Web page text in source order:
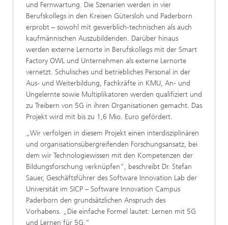
und Fernwartung. Die Szenarien werden in vier
Berufskollegs in den Kreisen Gütersloh und Paderborn
erprobt – sowohl mit gewerblich-technischen als auch
kaufmännischen Auszubildenden. Darüber hinaus
werden externe Lernorte in Berufskollegs mit der Smart
Factory OWL und Unternehmen als externe Lernorte
vernetzt. Schulisches und betriebliches Personal in der
Aus- und Weiterbildung, Fachkräfte in KMU, An- und
Ungelernte sowie Multiplikatoren werden qualifiziert und
zu Treibern von 5G in ihren Organisationen gemacht. Das
Projekt wird mit bis zu 1,6 Mio. Euro gefördert.
„Wir verfolgen in diesem Projekt einen interdisziplinären
und organisationsübergreifenden Forschungsansatz, bei
dem wir Technologiewissen mit den Kompetenzen der
Bildungsforschung verknüpfen“, beschreibt Dr. Stefan
Sauer, Geschäftsführer des Software Innovation Lab der
Universität im SICP – Software Innovation Campus
Paderborn den grundsätzlichen Anspruch des
Vorhabens. „Die einfache Formel lautet: Lernen mit 5G
und Lernen für 5G.“